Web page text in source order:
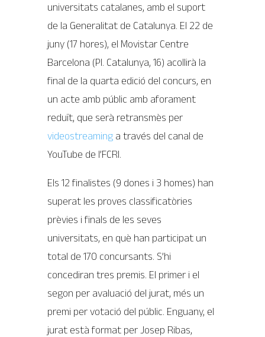
universitats catalanes, amb el suport
de la Generalitat de Catalunya. El 22 de
juny (17 hores), el Movistar Centre
Barcelona (Pl. Catalunya, 16) acollirà la
final de la quarta edició del concurs, en
un acte amb públic amb aforament
reduït, que serà retransmès per
videostreaminga través del canal de
YouTube de l’FCRI.
Els 12 finalistes (9 dones i 3 homes) han
superat les proves classificatòries
prèvies i finals de les seves
universitats, en què han participat un
total de 170 concursants. S’hi
concediran tres premis. El primer i el
segon per avaluació del jurat, més un
premi per votació del públic. Enguany, el
jurat està format per Josep Ribas,